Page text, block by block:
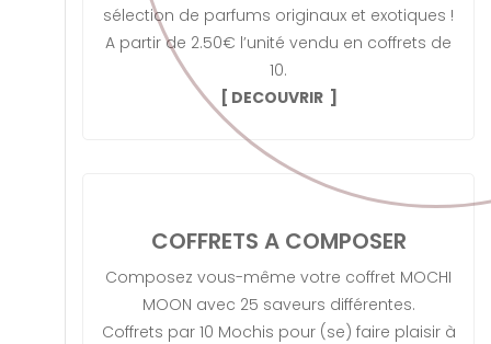
sélection de parfums originaux et exotiques !
A partir de 2.50€ l’unité vendu en coffrets de
10.
[ DECOUVRIR]
COFFRETS A COMPOSER
Composez vous-même votre coffret MOCHI
MOON avec 25 saveurs différentes.
Coffrets par 10 Mochis pour (se) faire plaisir à